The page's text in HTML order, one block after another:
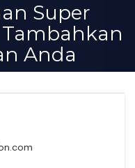
Super
Anda